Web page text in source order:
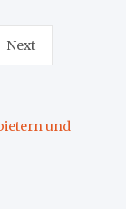
Next
und